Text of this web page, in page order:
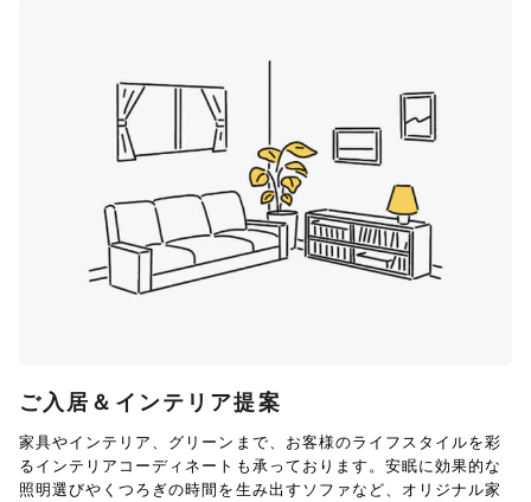
ご入居＆インテリア提案
家具やインテリア、グリーンまで、お客様のライフスタイルを彩
るインテリアコーディネートも承っております。安眠に効果的な
照明選びやくつろぎの時間を生み出すソファなど、オリジナル家